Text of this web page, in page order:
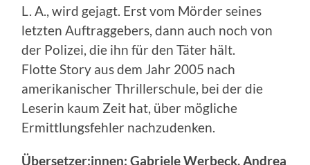
L. A., wird gejagt. Erst vom Mörder seines
letzten Auftraggebers, dann auch noch von
der Polizei, die ihn für den Täter hält.
Flotte Story aus dem Jahr 2005 nach
amerikanischer Thrillerschule, bei der die
Leserin kaum Zeit hat, über mögliche
Ermittlungsfehler nachzudenken.
Übersetzer:innen: Gabriele Werbeck, Andrea